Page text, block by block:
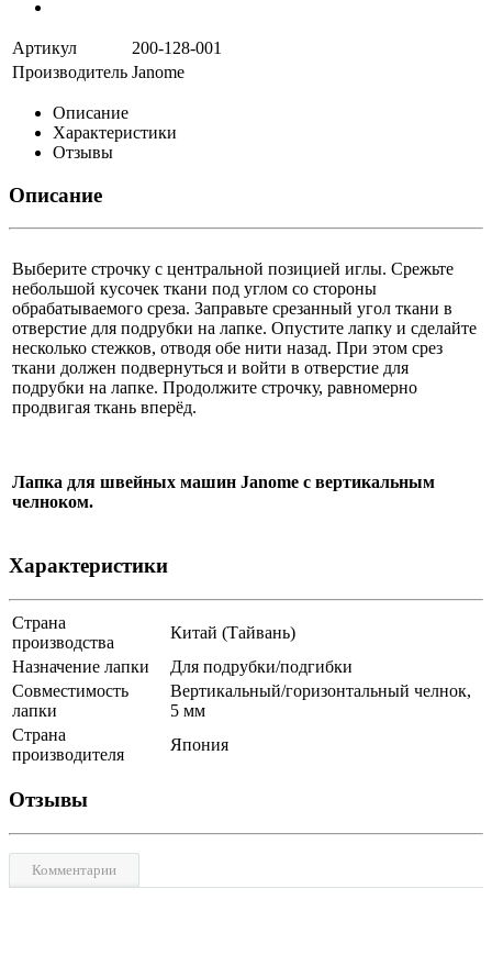
Артикул
200-128-001
Производитель Janome
Описание
Характеристики
Отзывы
Описание
Выберите строчку с центральной позицией иглы. Срежьте
небольшой кусочек ткани под углом со стороны
обрабатываемого среза. Заправьте срезанный угол ткани в
отверстие для подрубки на лапке. Опустите лапку и сделайте
несколько стежков, отводя обе нити назад. При этом срез
ткани должен подвернуться и войти в отверстие для
подрубки на лапке. Продолжите строчку, равномерно
продвигая ткань вперёд.
Лапка для швейных машин Janome с вертикальным
челноком.
Характеристики
Страна
производства
Китай (Тайвань)
Назначение лапки
Для подрубки/подгибки
Совместимость
лапки
Вертикальный/горизонтальный челнок,
5 мм
Страна
производителя
Япония
Отзывы
Комментарии